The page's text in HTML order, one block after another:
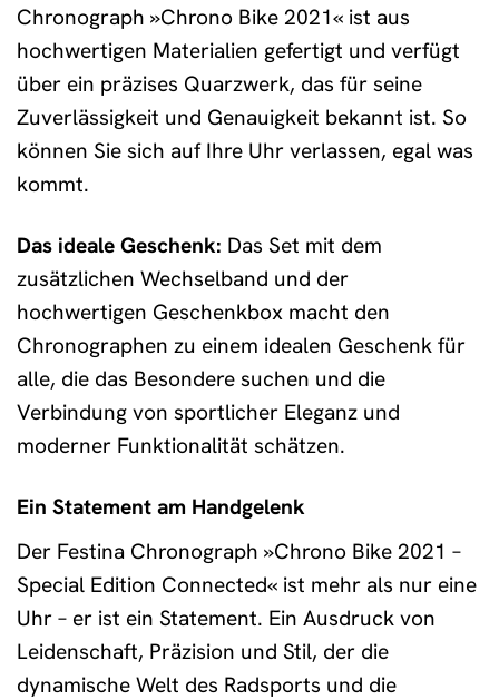
Chronograph »Chrono Bike 2021« ist aus
hochwertigen Materialien gefertigt und verfügt
über ein präzises Quarzwerk, das für seine
Zuverlässigkeit und Genauigkeit bekannt ist. So
können Sie sich auf Ihre Uhr verlassen, egal was
kommt.
Das ideale Geschenk: Das Set mit dem
zusätzlichen Wechselband und der
hochwertigen Geschenkbox macht den
Chronographen zu einem idealen Geschenk für
alle, die das Besondere suchen und die
Verbindung von sportlicher Eleganz und
moderner Funktionalität schätzen.
Ein Statement am Handgelenk
Der Festina Chronograph »Chrono Bike 2021 –
Special Edition Connected« ist mehr als nur eine
Uhr – er ist ein Statement. Ein Ausdruck von
Leidenschaft, Präzision und Stil, der die
dynamische Welt des Radsports und die